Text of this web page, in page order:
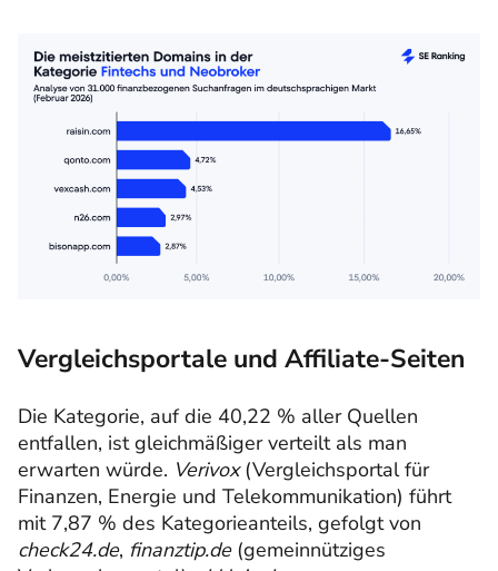
Vergleichsportale und Affiliate-Seiten
Die Kategorie, auf die 40,22 % aller Quellen
entfallen, ist gleichmäßiger verteilt als man
erwarten würde. Verivox(Vergleichsportal für
Finanzen, Energie und Telekommunikation) führt
mit 7,87 % des Kategorieanteils, gefolgt von
check24.de, finanztip.de(gemeinnütziges